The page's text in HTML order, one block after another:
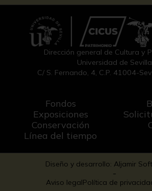
Dirección general de Cultura y
Universidad de Sevilla
C/ S. Fernando, 4, C.P. 41004-
Fondos
Exposiciones
Conservación
Línea del tiempo
Diseño y desarrollo: Aljamir
-
Aviso legalPolítica de